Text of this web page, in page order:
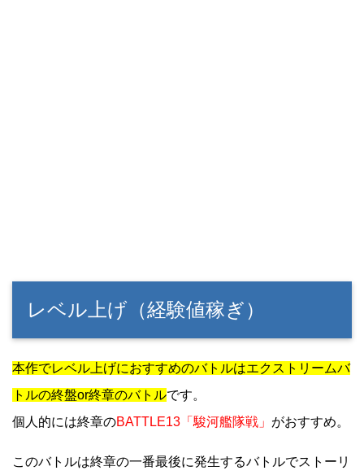
レベル上げ（経験値稼ぎ）
本作でレベル上げにおすすめのバトルはエクストリームバ
トルの終盤or終章のバトルです。
個人的には終章のBATTLE13「駿河艦隊戦」 がおすすめ。
このバトルは終章の一番最後に発生するバトルでストーリ